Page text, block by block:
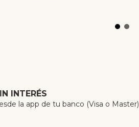
INTERÉS
la app de tu banco (Visa o Master)